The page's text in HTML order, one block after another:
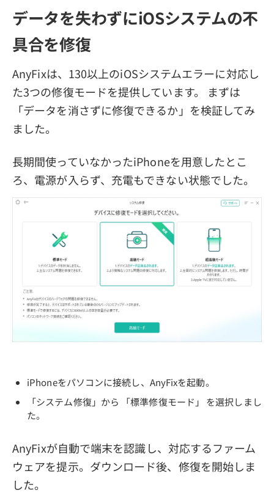
データを失わずにiOSシステムの不
具合を修復
AnyFixは、130以上のiOSシステムエラーに対応し
た3つの修復モードを提供しています。 まずは
「データを消さずに修復できるか」を検証してみ
ました。
長期間使っていなかったiPhoneを用意したとこ
ろ、電源が入らず、充電もできない状態でした。
iPhoneをパソコンに接続し、AnyFixを起動。
「システム修復」から 「標準修復モード」 を選択しまし
た。
AnyFixが自動で端末を認識し、対応するファーム
ウェアを提示。ダウンロード後、修復を開始しま
した。